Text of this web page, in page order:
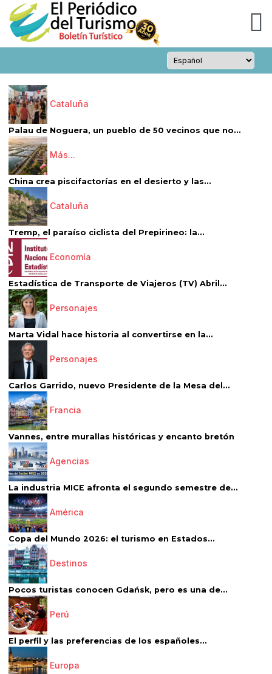
Cataluña
Palau de Noguera, un pueblo de 50 vecinos que no...
Más...
China crea piscifactorías en el desierto y las...
Cataluña
Tremp, el paraíso ciclista del Prepirineo: la...
Economía
Estadística de Transporte de Viajeros (TV) Abril...
Personajes
Marta Vidal hace historia al convertirse en la...
Personajes
Carlos Garrido, nuevo Presidente de la Mesa del...
Francia
Vannes, entre murallas históricas y encanto bretón
Agencias
La industria MICE afronta el segundo semestre de...
América
Copa del Mundo 2026: el turismo en Estados...
Destinos
Pocos turistas conocen Gdańsk, pero es una de...
Perú
El perfil y las preferencias de los españoles...
Europa